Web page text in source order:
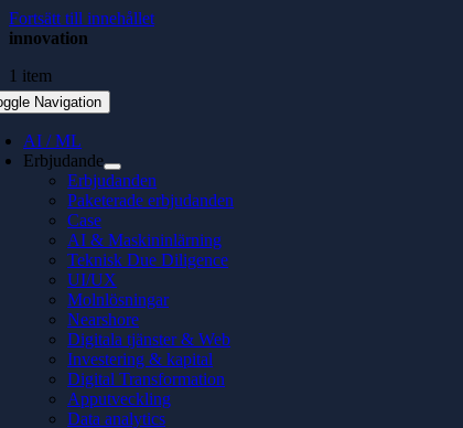
Fortsätt till innehållet
Navigation
AI / ML
Erbjudande
Erbjudanden
Paketerade erbjudanden
Case
AI & Maskininlärning
Teknisk Due Diligence
UI/UX
Molnlösningar
Nearshore
Digitala tjänster & Web
Investering & kapital
Digital Transformation
Apputveckling
Data analytics
innovation
1 item